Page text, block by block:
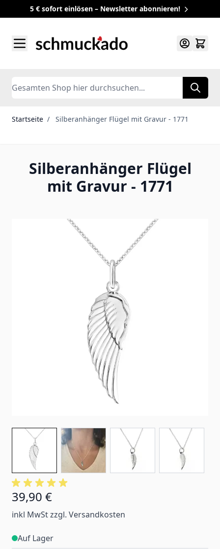
5 € sofort einlösen – Newsletter abonnieren!
Search
Startseite / Silberanhänger Flügel mit Gravur - 1771
Silberanhänger Flügel
mit Gravur - 1771
39,90 €
inkl MwSt zzgl. Versandkosten
Auf Lager